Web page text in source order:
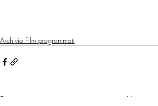
Archivio Film programmati
Post recenti Mostra tutti